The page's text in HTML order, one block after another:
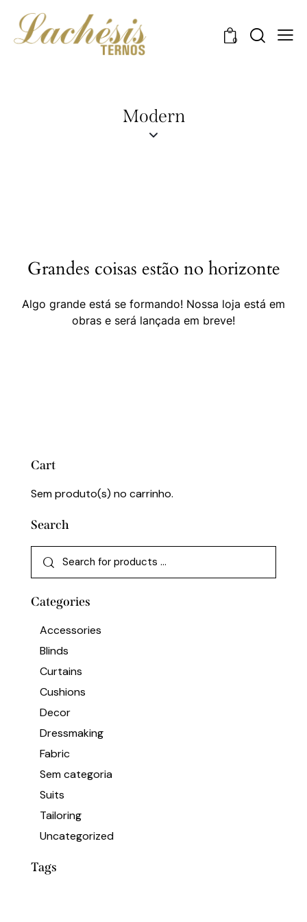
0
Modern
Grandes coisas estão no horizonte
Algo grande está se formando! Nossa loja está em
obras e será lançada em breve!
Cart
Sem produto(s) no carrinho.
Search
Categories
Accessories
Blinds
Curtains
Cushions
Decor
Dressmaking
Fabric
Sem categoria
Suits
Tailoring
Uncategorized
Tags